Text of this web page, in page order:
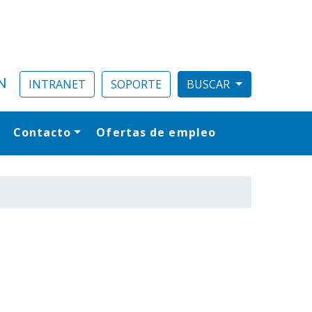
INTRANET SOPORTE
Contacto Ofertas de empleo